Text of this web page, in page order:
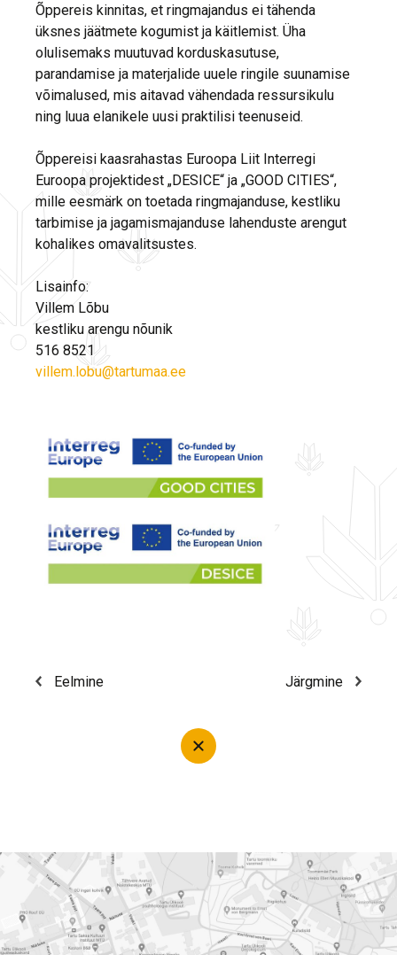
Õppereis kinnitas, et ringmajandus ei tähenda
üksnes jäätmete kogumist ja käitlemist. Üha
olulisemaks muutuvad korduskasutuse,
parandamise ja materjalide uuele ringile suunamise
võimalused, mis aitavad vähendada ressursikulu
ning luua elanikele uusi praktilisi teenuseid.
Õppereisi kaasrahastas Euroopa Liit Interregi
Euroopa projektidest „DESICE“ ja „GOOD CITIES“,
mille eesmärk on toetada ringmajanduse, kestliku
tarbimise ja jagamismajanduse lahenduste arengut
kohalikes omavalitsustes.
Lisainfo:
Villem Lõbu
kestliku arengu nõunik
516 8521
villem.lobu@tartumaa.ee
Eelmine Järgmine